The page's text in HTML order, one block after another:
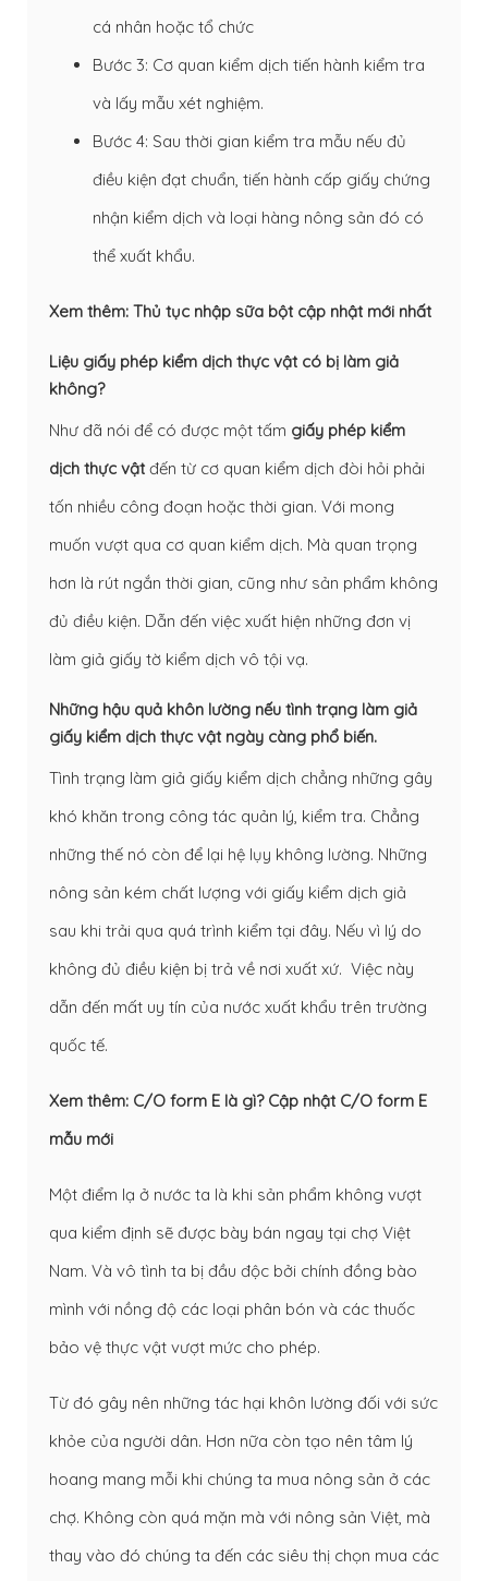
cá nhân hoặc tổ chức
Bước 3: Cơ quan kiểm dịch tiến hành kiểm tra
và lấy mẫu xét nghiệm.
Bước 4: Sau thời gian kiểm tra mẫu nếu đủ
điều kiện đạt chuẩn, tiến hành cấp giấy chứng
nhận kiểm dịch và loại hàng nông sản đó có
thể xuất khẩu.
Xem thêm: Thủ tục nhập sữa bột cập nhật mới nhất
Liệu giấy phép kiểm dịch thực vật có bị làm giả
không?
Như đã nói để có được một tấm giấy phép kiểm
dịch thực vật đến từ cơ quan kiểm dịch đòi hỏi phải
tốn nhiều công đoạn hoặc thời gian. Với mong
muốn vượt qua cơ quan kiểm dịch. Mà quan trọng
hơn là rút ngắn thời gian, cũng như sản phẩm không
đủ điều kiện. Dẫn đến việc xuất hiện những đơn vị
làm giả giấy tờ kiểm dịch vô tội vạ.
Những hậu quả khôn lường nếu tình trạng làm giả
giấy kiểm dịch thực vật ngày càng phổ biến.
Tình trạng làm giả giấy kiểm dịch chẳng những gây
khó khăn trong công tác quản lý, kiểm tra. Chẳng
những thế nó còn để lại hệ lụy không lường. Những
nông sản kém chất lượng với giấy kiểm dịch giả
sau khi trải qua quá trình kiểm tại đây. Nếu vì lý do
không đủ điều kiện bị trả về nơi xuất xứ. Việc này
dẫn đến mất uy tín của nước xuất khẩu trên trường
quốc tế.
Xem thêm: C/O form E là gì? Cập nhật C/O form E
mẫu mới
Một điểm lạ ở nước ta là khi sản phẩm không vượt
qua kiểm định sẽ được bày bán ngay tại chợ Việt
Nam. Và vô tình ta bị đầu độc bởi chính đồng bào
mình với nồng độ các loại phân bón và các thuốc
bảo vệ thực vật vượt mức cho phép.
Từ đó gây nên những tác hại khôn lường đối với sức
khỏe của người dân. Hơn nữa còn tạo nên tâm lý
hoang mang mỗi khi chúng ta mua nông sản ở các
chợ. Không còn quá mặn mà với nông sản Việt, mà
thay vào đó chúng ta đến các siêu thị chọn mua các